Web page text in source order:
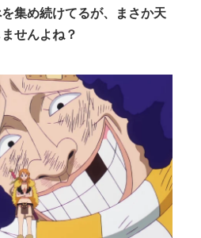
集め続けてるが、まさか天
せんよね？